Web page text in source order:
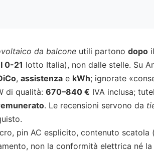
da balcone utili partono dopo
0-21 lotto Italia), non dalle stelle. Su
, assistenza e kWh; ignorate
di qualità: 670–840 € IVA inclusa;
. Le recensioni servono da
pin AC esplicito, contenuto scatola
non la conformità elettrica né